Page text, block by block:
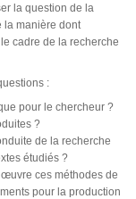
la question de la
la manière dont
cadre de la recherche
:
pour le chercheur ?
?
de la recherche
étudiés ?
ces méthodes de
pour la production